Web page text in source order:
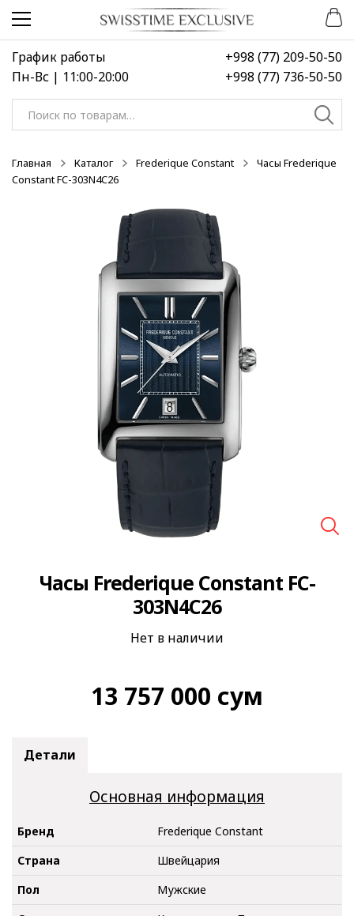
Перейти
навигации
Перейти
содержимому
График работы
Пн-Вс | 11:00-20:00
+998 (77) 209-50-50
+998 (77) 736-50-50
Искать:
Главная Каталог Frederique Constant
Часы Frederique
Constant FC-303N4C26
Часы Frederique Constant FC-
303N4C26
Нет в наличии
13 757 000 сум
Детали
Основная информация
Бренд
Frederique Constant
Страна
Швейцария
Пол
Мужские